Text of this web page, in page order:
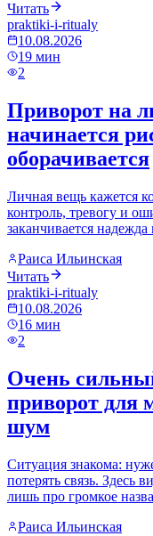
Читать
praktiki-i-ritualy
10.08.2026
19 мин
2
Приворот на
начинается
оборачивается
Личная вещь кажется
контроль, тревогу и
заканчивается надежда
Раиса Ильинская
Читать
praktiki-i-ritualy
10.08.2026
16 мин
2
Очень
приворот для
шум
Ситуация знакома:
потерять связь. Здесь
лишь про громкое
Раиса Ильинская